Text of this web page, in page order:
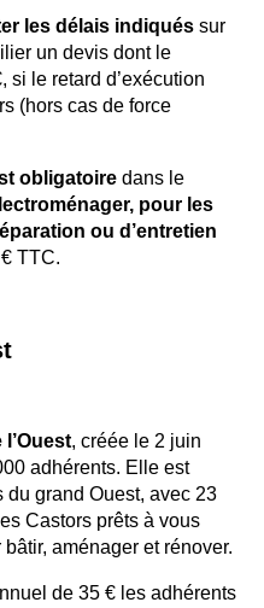
les délais indiqués sur
un devis dont le
si le retard d’exécution
(hors cas de force
obligatoire dans le
pour les
ou d’entretien
TTC.
, créée le 2 juin
adhérents. Elle est
du grand Ouest, avec 23
Castors prêts à vous
aménager et rénover.
de 35 € les adhérents